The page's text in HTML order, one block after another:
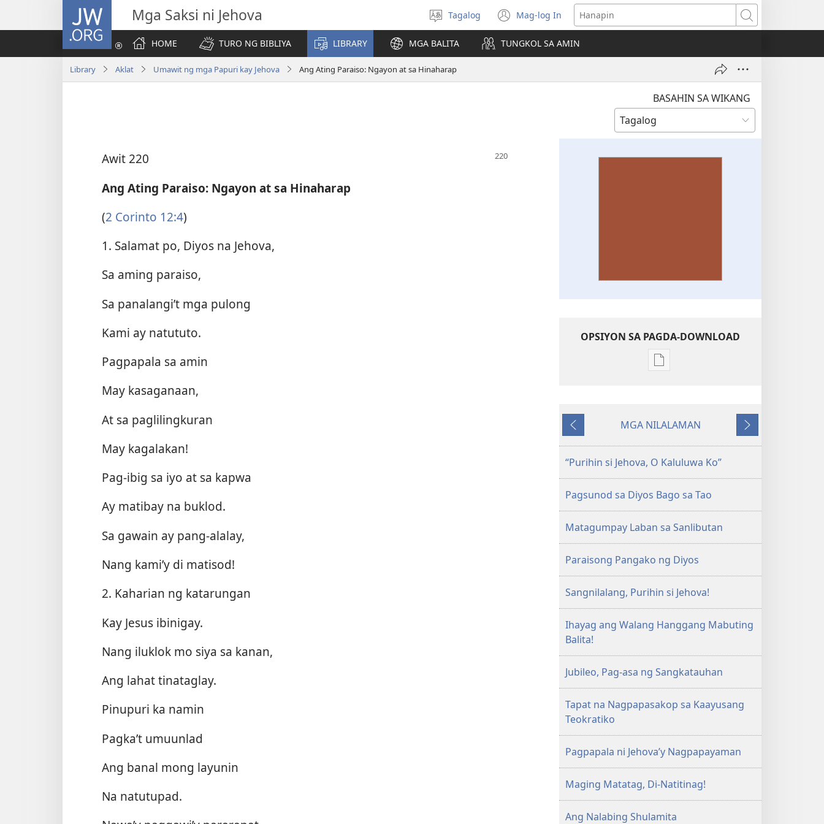
JW.ORG Mga Saksi ni Jehova
Pumili
ng
wika
Tagalog Mag-log In
(may
bubukas
na
bagong
Hanapin
HOME
TURO NG BIBLIYA LIBRARY MGA BALITA TUNGKOL SA AMIN
Library Aklat Umawit ng mga Papuri kay Jehova Ang Ating Paraiso: Ngayon at sa Hinaharap
BASAHIN SA WIKANG
Awit 220
Ang Ating Paraiso: Ngayon at sa Hinaharap
(2 Corinto 12:4)
1. Salamat po, Diyos na Jehova,
Sa aming paraiso,
Sa panalangi’t mga pulong
Kami ay natututo.
Pagpapala sa amin
May kasaganaan,
At sa paglilingkuran
May kagalakan!
Pag-ibig sa iyo at sa kapwa
Ay matibay na buklod.
Sa gawain ay pang-alalay,
Nang kami’y di matisod!
2. Kaharian ng katarungan
Kay Jesus ibinigay.
Nang iluklok mo siya sa kanan,
Ang lahat tinataglay.
Pinupuri ka namin
Pagka’t umuunlad
Ang banal mong layunin
Na natutupad.
OPSIYON SA PAGDA-DOWNLOAD
Opsiyon
ng
Umawit
ng
Papuri
kay
Jehova
Nauna
MGA NILALAMAN
Susunod
“Purihin si Jehova, O Kaluluwa Ko”
Pagsunod sa Diyos Bago sa Tao
Matagumpay Laban sa Sanlibutan
Paraisong Pangako ng Diyos
Sangnilalang, Purihin si Jehova!
Ihayag ang Walang Hanggang Mabuting
Balita!
Jubileo, Pag-asa ng Sangkatauhan
Tapat na Nagpapasakop sa Kaayusang
Teokratiko
Pagpapala ni Jehova’y Nagpapayaman
Maging Matatag, Di-Natitinag!
Ang Nalabing Shulamita